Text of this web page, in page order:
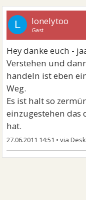
L lonelytoo
Gast
Hey danke euch -
Verstehen und
handeln ist eben
Weg.
Es ist halt so
einzugestehen das
hat.
27.06.2011 14:51 •